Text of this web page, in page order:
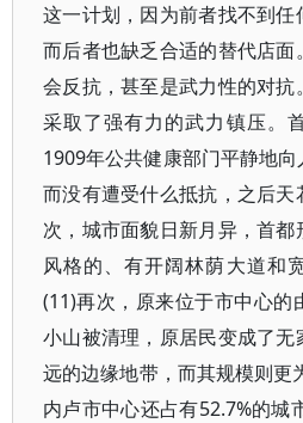
这一计划，因为前者找不到任
而后者也缺乏合适的替代店
会反抗，甚至是武力性的对
采取了强有力的武力镇压。
1909年公共健康部门平静地向
而没有遭受什么抵抗，之后
次，城市面貌日新月异，首
风格的、有开阔林荫大道和
(11)再次，原来位于市中心的
小山被清理，原居民变成了
远的边缘地带，而其规模则更
内卢市中心还占有52.7%的城